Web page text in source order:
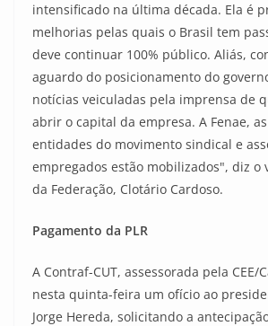
intensificado na última década. Ela é
melhorias pelas quais o Brasil tem
deve continuar 100% público. Aliás,
aguardo do posicionamento do
notícias veiculadas pela imprensa de
abrir o capital da empresa. A Fenae,
entidades do movimento sindical e
empregados estão mobilizados", diz o
da Federação, Clotário Cardoso.
Pagamento da PLR
A Contraf-CUT, assessorada pela CEE/
nesta quinta-feira um ofício ao
Jorge Hereda, solicitando a